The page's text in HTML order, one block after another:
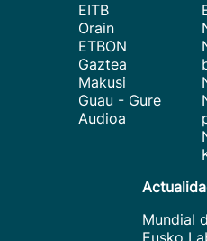
EITB
Orain
ETBON
Gaztea
Makusi
Guau - Gure
Audioa
Mundial
Eusko